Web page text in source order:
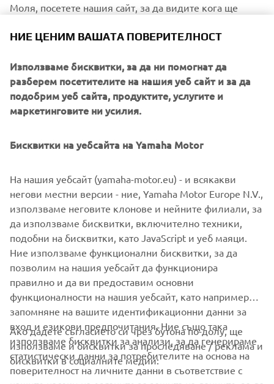
Моля, посетете нашия сайт, за да видите кога ще
CORPORATE
FOR BUSINESS
НИЕ ЦЕНИМ ВАШАТА ПОВЕРИТЕЛНОСТ
Използваме бисквитки, за да ни помогнат да
разберем посетителите на нашия уеб сайт и за да
подобрим уеб сайта, продуктите, услугите и
маркетинговите ни усилия.
Бисквитки на уебсайта на Yamaha Motor
На нашия уебсайт (yamaha-motor.eu) - и всякакви
негови местни версии - ние, Yamaha Motor Europe N.V.,
използваме неговите клонове и нейните филиали, за
да използваме бисквитки, включително техники,
подобни на бисквитки, като JavaScript и уеб маяци.
Ние използваме функционални бисквитки, за да
позволим на нашия уебсайт да функционира
правилно и да ви предоставим основни
функционалности на нашия уебсайт, като например
запомняне на вашите идентификационни данни за
вход и езикови предпочитания. Ние също така
използваме бисквитки за анализи, за да генерираме
статистически данни за потребителите на основа на
поверителност на личните данни в съответствие с
Ако дадете съгласието си чрез бутона по-долу, ще
използваме и бисквитки за проследяване / реклама и
бисквитки в социалните медии: